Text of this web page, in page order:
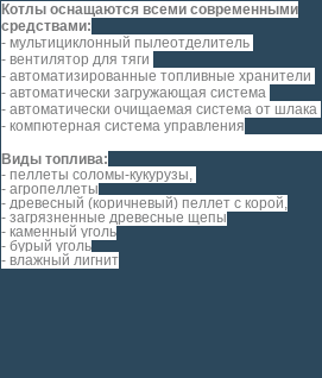
Котлы оснащаются всеми современными
средствами:
- мультициклонный пылеотделитель
- вентилятор для тяги
- автоматизированные топливные хранители
- автоматически загружающая система
- автоматически очищаемая система от шлака
- компютерная система управления
Виды топлива:
- пеллеты соломы-кукурузы,
- агропеллеты
- древесный (коричневый) пеллет с корой,
- загрязненные древесные щепы
- каменный уголь
- бурый уголь
- влажный лигнит